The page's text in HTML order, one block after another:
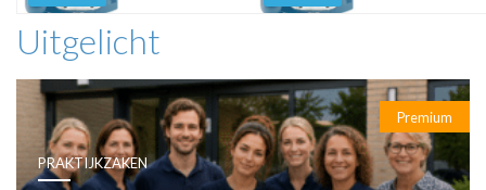
Uitgelicht
Premium
PRAKTIJKZAKEN